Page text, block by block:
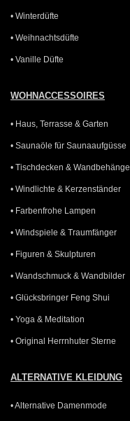
• Winterdüfte
• Weihnachtsdüfte
• Vanille Düfte
WOHNACCESSOIRES
• Haus, Terrasse & Garten
• Saunaöle für Saunaaufgüsse
• Tischdecken & Wandbehänge
• Windlichte & Kerzenständer
• Farbenfrohe Lampen
• Windspiele & Traumfänger
• Figuren & Skulpturen
• Wandschmuck & Wandbilder
• Glücksbringer Feng Shui
• Yoga & Meditation
• Original Herrnhuter Sterne
ALTERNATIVE KLEIDUNG
• Alternative Damenmode